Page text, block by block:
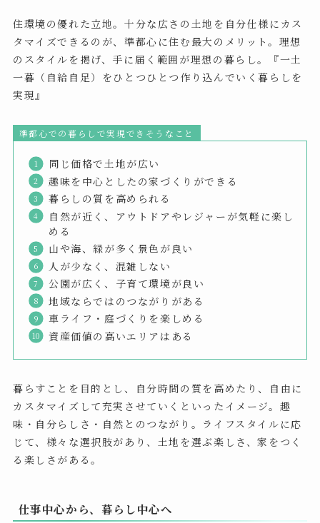
住環境の優れた立地。十分な広さの土地を自分仕様にカス
タマイズできるのが、準都心に住む最大のメリット。理想
のスタイルを掲げ、手に届く範囲が理想の暮らし。『一土
一暮（自給自足）をひとつひとつ作り込んでいく暮らしを
実現』
準都心での暮らしで実現できそうなこと
同じ価格で土地が広い
趣味を中心としたの家づくりができる
暮らしの質を高められる
自然が近く、アウトドアやレジャーが気軽に楽し
める
山や海、緑が多く景色が良い
人が少なく、混雑しない
公園が広く、子育て環境が良い
地域ならではのつながりがある
車ライフ・庭づくりを楽しめる
資産価値の高いエリアはある
暮らすことを目的とし、自分時間の質を高めたり、自由に
カスタマイズして充実させていくといったイメージ。趣
味・自分らしさ・自然とのつながり。ライフスタイルに応
じて、様々な選択肢があり、土地を選ぶ楽しさ、家をつく
る楽しさがある。
仕事中心から、暮らし中心へ